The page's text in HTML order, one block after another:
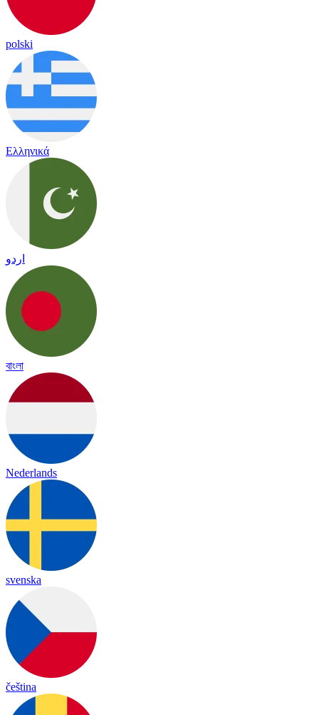
polski
Ελληνικά
اردو
বাংলা
Nederlands
svenska
čeština